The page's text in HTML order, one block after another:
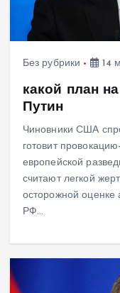
Без рубрики 14
какой план
Путин
Чиновники США
готовит
европейской
считают легкой
осторожной оценке
РФ…